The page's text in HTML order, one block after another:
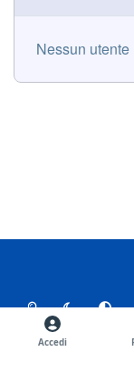
Nessun
Light ModeDark Mode
Lingua
Accedi